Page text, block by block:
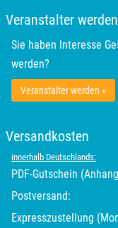
Veranstalter werden
Sie haben Interesse
werden?
Veranstalter werden »
Versandkosten
innerhalb Deutschlands:
PDF-Gutschein
Postversand:
Expresszustellung
Stade
Straubing